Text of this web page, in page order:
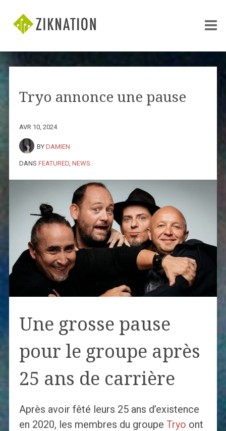
Tryo annonce une pause
AVR 10, 2024
BY DAMIEN
DANS FEATURED, NEWS
Une grosse pause
pour le groupe après
25 ans de carrière
Après avoir fêté leurs 25 ans d’existence
en 2020, les membres du groupe Tryo ont